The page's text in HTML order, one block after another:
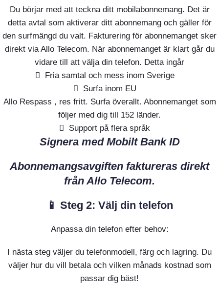
Du börjar med att teckna ditt mobilabonnemang. Det är
detta avtal som aktiverar ditt abonnemang och gäller för
den surfmängd du valt. Fakturering för abonnemanget sker
direkt via Allo Telecom. När abonnemanget är klart går du
vidare till att välja din telefon. Detta ingår
Fria samtal och mess inom Sverige
Surfa inom EU
Allo Respass , res fritt. Surfa överallt. Abonnemanget som
följer med dig till 152 länder.
Support på flera språk
Signera med Mobilt Bank ID
Abonnemangsavgiften faktureras direkt
från Allo Telecom.
📱 Steg 2: Välj din telefon
Anpassa din telefon efter behov:
I nästa steg väljer du telefonmodell, färg och lagring. Du
väljer hur du vill betala och vilken månads kostnad som
passar dig bäst!